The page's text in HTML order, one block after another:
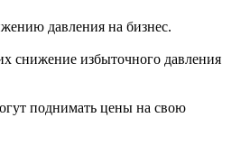
давления на бизнес.
снижение избыточного давления
поднимать цены на свою